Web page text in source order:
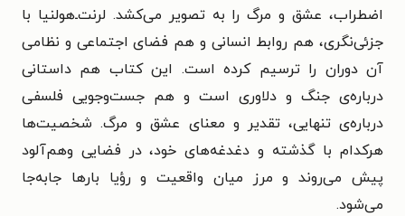
اضطراب، عشق و مرگ را به‌ تصویر می‌کشد. لرنت‌ـ‌هولنیا با
جزئی‌نگری، هم روابط انسانی و هم فضای اجتماعی و نظامی
آن دوران را ترسیم کرده است. این کتاب هم داستانی
درباره‌ی جنگ و دلاوری است و هم جست‌وجویی فلسفی
درباره‌ی تنهایی، تقدیر و معنای عشق و مرگ. شخصیت‌ها
هرکدام با گذشته و دغدغه‌های خود، در فضایی وهم‌آلود
پیش می‌روند و مرز میان واقعیت و رؤیا بارها جابه‌جا
می‌شود.